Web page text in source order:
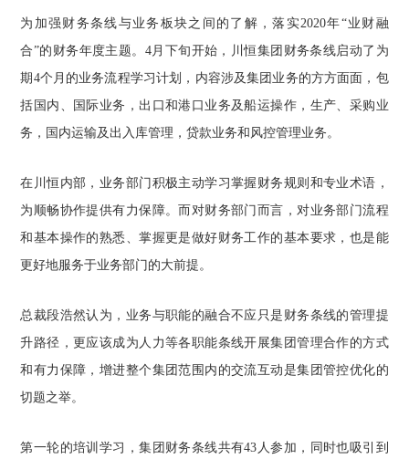
为加强财务条线与业务板块之间的了解，落实2020年“业财融
合”的财务年度主题。 4月下旬开始，川恒集团财务条线启动了为
期 4个月的业务流程学习计划，内容涉及集团业务的方方面面，包
括国内、国际业务，出口和港口业务及船运操作，生产、采购业
务，国内运输及出入库管理，贷款业务和风控管理业务。
在川恒内部，业务部门积极主动学习掌握财务规则和专业术语，
为顺畅协作提供有力保障。而对财务部门而言，对业务部门流程
和基本操作的熟悉、掌握更是做好财务工作的基本要求，也是能
更好地服务于业务部门的大前提。
总裁段浩然认为，业务与职能的融合不应只是财务条线的管理提
升路径，更应该成为人力等各职能条线开展集团管理合作的方式
和有力保障，增进整个集团范围内的交流互动是集团管控优化的
切题之举。
第一轮的培训学习，集团财务条线共有43人参加，同时也吸引到